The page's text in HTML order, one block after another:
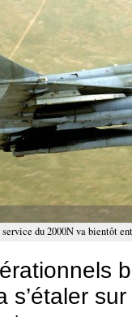
du 2000N va bientôt
s’étaler